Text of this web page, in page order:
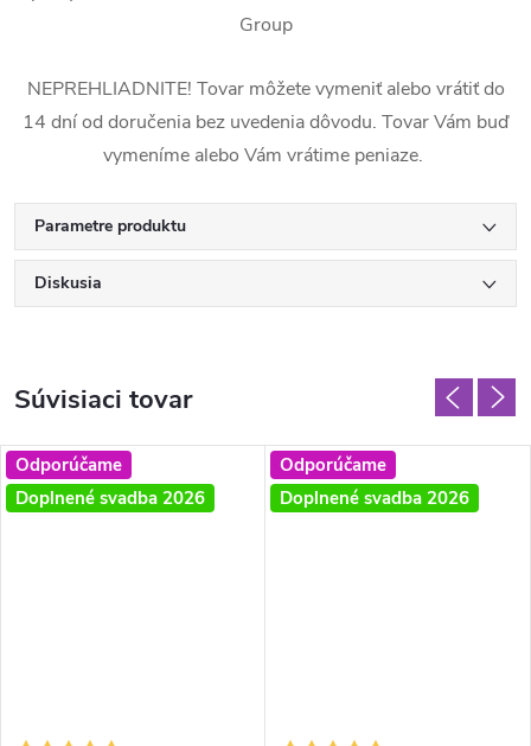
Group
NEPREHLIADNITE! Tovar môžete vymeniť alebo vrátiť do
14 dní od doručenia bez uvedenia dôvodu. Tovar Vám buď
vymeníme alebo Vám vrátime peniaze.
Parametre produktu
Diskusia
Súvisiaci tovar
Odporúčame
Doplnené svadba 2026
Odporúčame
Doplnené svadba 2026